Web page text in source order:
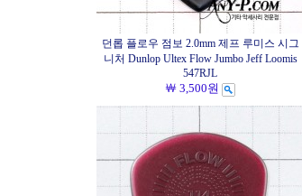
던롭 플로우 점보 2.0mm 제프 루미스 시그
니처 Dunlop Ultex Flow Jumbo Jeff Loomis
547RJL
￦ 3,500원